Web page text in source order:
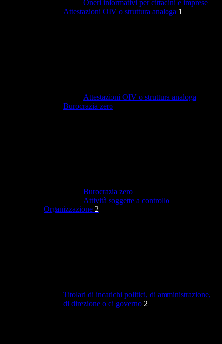
Oneri informativi per cittadini e imprese
Attestazioni OIV o struttura analoga 1
Attestazioni OIV o struttura analoga
Burocrazia zero
Burocrazia zero
Attività soggette a controllo
Organizzazione 2
Titolari di incarichi politici, di amministrazione,
di direzione o di governo 2